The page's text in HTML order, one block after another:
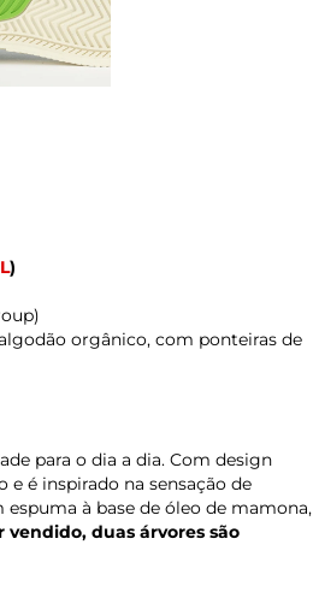
)
orgânico, com ponteiras de
para o dia a dia. Com design
é inspirado na sensação de
à base de óleo de mamona,
vendido, duas árvores são